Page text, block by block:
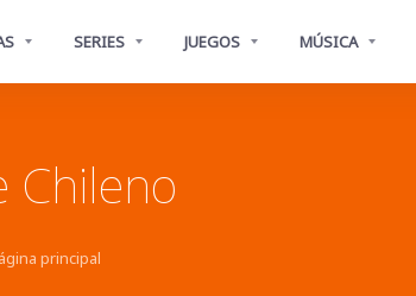
SERIES JUEGOS MÚSICA
Chileno
principal